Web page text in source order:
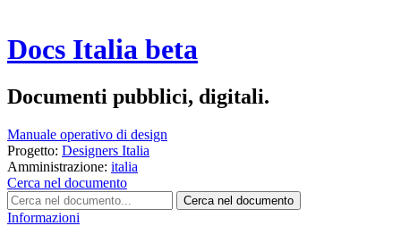
Docs Italia beta
Documenti pubblici, digitali.
Manuale operativo di design
Progetto: Designers Italia
Amministrazione: italia
Cerca nel documento
Cerca nel documento
Informazioni